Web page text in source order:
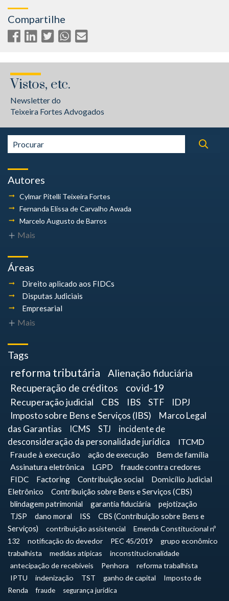
Compartilhe
Vistos, etc.
Newsletter do
Teixeira Fortes Advogados
Autores
Cylmar Pitelli Teixeira Fortes
Fernanda Elissa de Carvalho Awada
Marcelo Augusto de Barros
Mais
Áreas
Direito aplicado aos FIDCs
Disputas Judiciais
Empresarial
Mais
Tags
reforma tributária
Alienação fiduciária
Recuperação de créditos
covid-19
Recuperação judicial CBS IBS STF
IDPJ
Imposto sobre Bens e Serviços (IBS)
Marco Legal
das Garantias
ICMS STJ
incidente de
desconsideração da personalidade jurídica
ITCMD
Fraude à execução
ação de execução
Bem de família
Assinatura eletrônica
LGPD fraude contra credores
FIDC Factoring Contribuição social
Domicílio Judicial
Eletrônico
Contribuição sobre Bens e Serviços (CBS)
blindagem patrimonial
garantia fiduciária
pejotização
TJSP
dano moral ISS
CBS (Contribuição sobre Bens e
Serviços)
contribuição assistencial
Emenda Constitucional nº
132
notificação do devedor PEC 45/2019
grupo econômico
trabalhista
medidas atípicas
inconstitucionalidade
antecipação de recebíveis
Penhora
reforma trabalhista
IPTU
indenização TST ganho de capital
Imposto de
Renda
fraude segurança jurídica